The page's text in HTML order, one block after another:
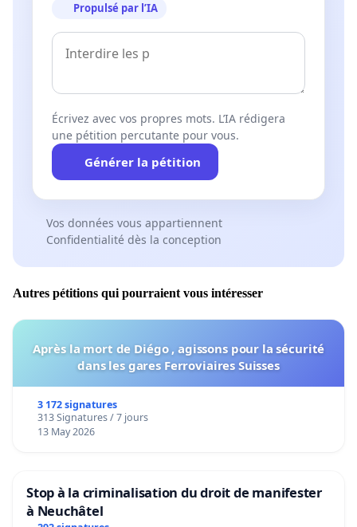
Propulsé par l’IA
Écrivez avec vos propres mots. L’IA rédigera
une pétition percutante pour vous.
Générer la pétition
Vos données vous appartiennent
Confidentialité dès la conception
Autres pétitions qui pourraient vous intéresser
Après la mort de Diégo , agissons pour la sécurité
dans les gares Ferroviaires Suisses
3 172 signatures
313 Signatures / 7 jours
13 May 2026
Stop à la criminalisation du droit de manifester
à Neuchâtel